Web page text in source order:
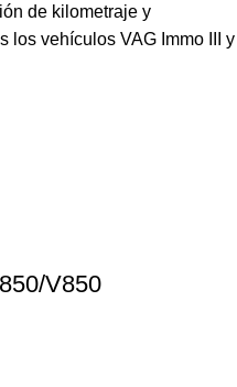
de kilometraje y
los vehículos VAG Immo III y
V850